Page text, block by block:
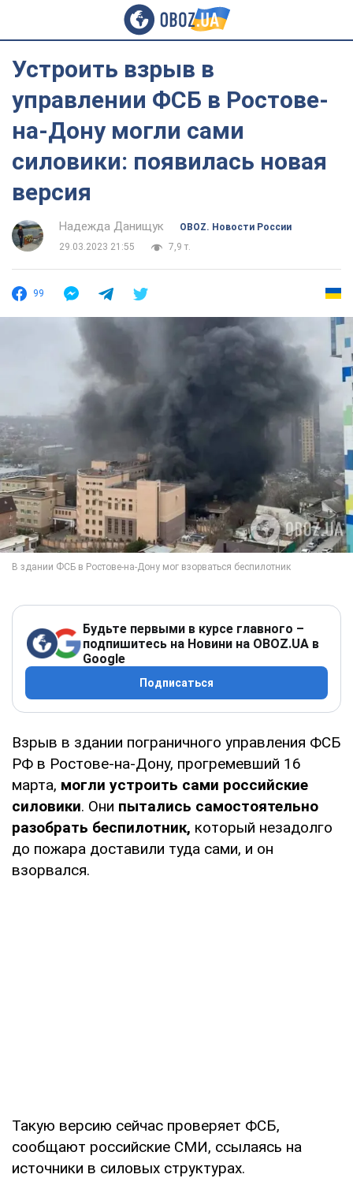
Устроить взрыв в
управлении ФСБ в Ростове-
на-Дону могли сами
силовики: появилась новая
версия
Надежда Данищук
OBOZ. Новости России
29.03.2023 21:55
7,9 т.
99
Будьте первыми в курсе главного –
подпишитесь на Новини на OBOZ.UA в
Google
Подписаться
Взрыв в здании пограничного управления ФСБ
РФ в Ростове-на-Дону, прогремевший 16
марта, могли устроить сами российские
силовики. Они пытались самостоятельно
разобрать беспилотник, который незадолго
до пожара доставили туда сами, и он
взорвался.
Такую версию сейчас проверяет ФСБ,
сообщают российские СМИ, ссылаясь на
источники в силовых структурах.